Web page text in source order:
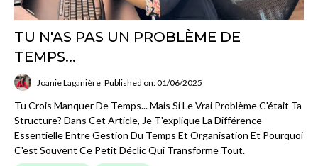
TU N'AS PAS UN PROBLÈME DE
TEMPS...
Joanie Laganière Published on: 01/06/2025
Tu Crois Manquer De Temps... Mais Si Le Vrai Problème C'était Ta
Structure? Dans Cet Article, Je T'explique La Différence
Essentielle Entre Gestion Du Temps Et Organisation Et Pourquoi
C'est Souvent Ce Petit Déclic Qui Transforme Tout.